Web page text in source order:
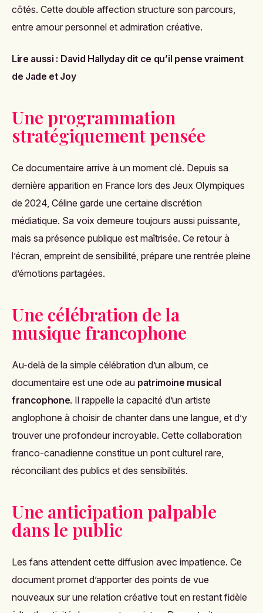
côtés. Cette double affection structure son parcours,
entre amour personnel et admiration créative.
Lire aussi : David Hallyday dit ce qu’il pense vraiment
de Jade et Joy
Une programmation
stratégiquement pensée
Ce documentaire arrive à un moment clé. Depuis sa
dernière apparition en France lors des Jeux Olympiques
de 2024, Céline garde une certaine discrétion
médiatique. Sa voix demeure toujours aussi puissante,
mais sa présence publique est maîtrisée. Ce retour à
l’écran, empreint de sensibilité, prépare une rentrée pleine
d’émotions partagées.
Une célébration de la
musique francophone
Au-delà de la simple célébration d’un album, ce
documentaire est une ode au patrimoine musical
francophone. Il rappelle la capacité d’un artiste
anglophone à choisir de chanter dans une langue, et d’y
trouver une profondeur incroyable. Cette collaboration
franco-canadienne constitue un pont culturel rare,
réconciliant des publics et des sensibilités.
Une anticipation palpable
dans le public
Les fans attendent cette diffusion avec impatience. Ce
document promet d’apporter des points de vue
nouveaux sur une relation créative tout en restant fidèle